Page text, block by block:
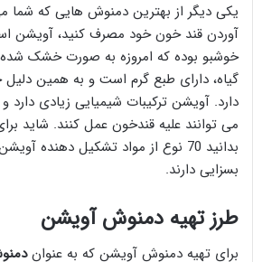
یکی دیگر از بهترین دمنوش هایی که شما
آوردن قند خون خود مصرف کنید، آویشن
خوشبو بوده که امروزه به صورت خشک
گیاه، دارای طبع گرم است و به همین دلیل
دارد. آویشن ترکیبات شیمیایی زیادی دارد
می توانند علیه قندخون عمل کنند. شاید
بدانید 70 نوع از مواد تشکیل دهنده
بسزایی دارند.
طرز تهیه دمنوش آویشن
برای تهیه دمنوش آویشن که به عنوان